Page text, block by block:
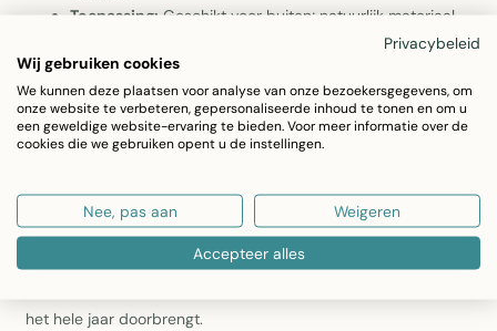
Toepassing: Geschikt voor buiten; natuurlijk materiaal
Laat je entree opfleuren met onze halfronde kokos deurmat,
versierd met een overvloed aan kleurrijke bloemen en speelse
vlinders. Met een afmeting van 40x60 cm voegt deze mat
aan je deuropening. Het levendige design past perfect bij
diverse interieurstijlen en geeft elke bezoeker een warm
het hele jaar doorbrengt.
Privacybeleid
Wij gebruiken cookies
We kunnen deze plaatsen voor analyse van onze bezoekersgegevens, om
onze website te verbeteren, gepersonaliseerde inhoud te tonen en om u
een geweldige website-ervaring te bieden. Voor meer informatie over de
cookies die we gebruiken opent u de instellingen.
Nee, pas aan Weigeren
Accepteer alles